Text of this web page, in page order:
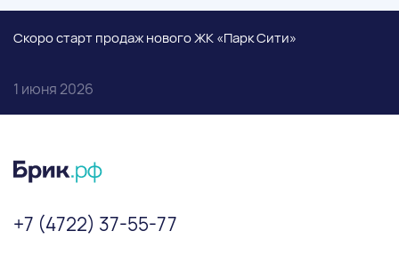
Скоро старт продаж нового ЖК «Парк Сити»
1 июня 2026
+7 (4722) 37-55-77